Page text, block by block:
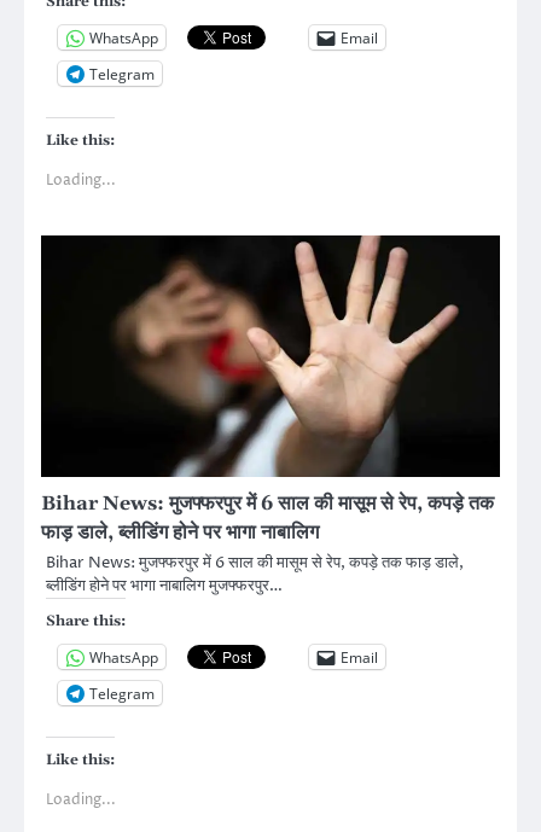
WhatsApp
Email
Telegram
Like this:
Loading...
Bihar News: मुजफ्फरपुर में 6 साल की मासूम से रेप, कपड़े तक
फाड़ डाले, ब्लीडिंग होने पर भागा नाबालिग
Bihar News: मुजफ्फरपुर में 6 साल की मासूम से रेप, कपड़े तक फाड़ डाले,
ब्लीडिंग होने पर भागा नाबालिग मुजफ्फरपुर…
Share this:
WhatsApp
Email
Telegram
Like this:
Loading...